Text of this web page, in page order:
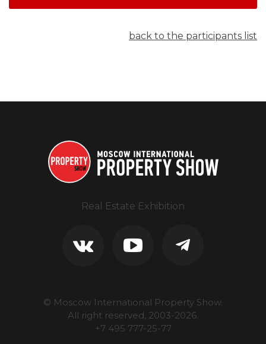
back to the participants list
Real Estate Exhibition
© Moscow International Property Show.
All right reserved, 2003-2026.
+7 495 777-25-77